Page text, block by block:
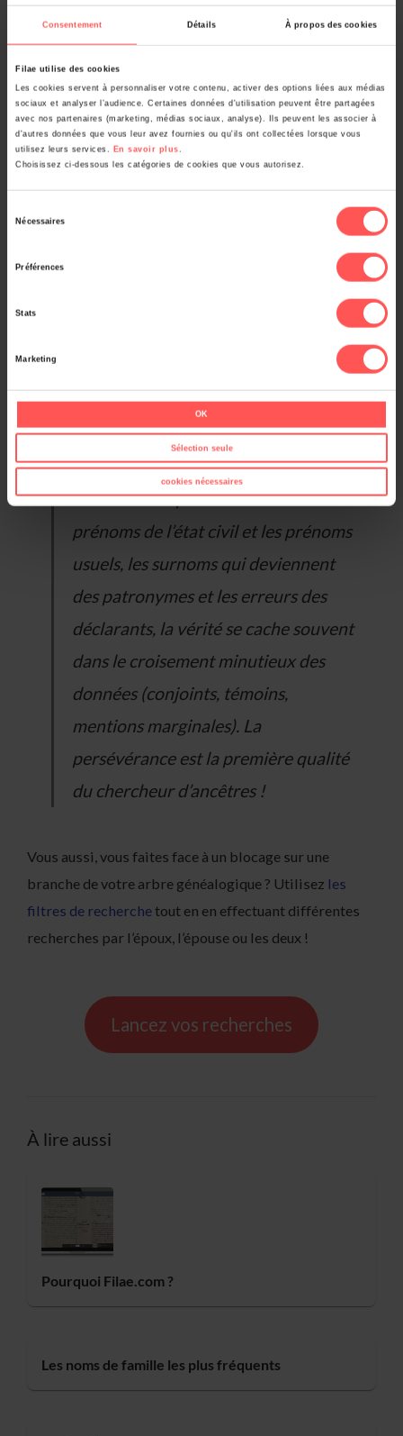
Consentement Détails À propos des cookies
Filae utilise des cookies
Les cookies servent à personnaliser votre contenu, activer des options liées aux médias
sociaux et analyser l’audience. Certaines données d'utilisation peuvent être partagées
avec nos partenaires (marketing, médias sociaux, analyse). Ils peuvent les associer à
d'autres données que vous leur avez fournies ou qu'ils ont collectées lorsque vous
utilisez leurs services.
En savoir plus .
Choisissez ci-dessous les catégories de cookies que vous autorisez.
Nécessaires
Préférences
Stats
Marketing
OK
Sélection seule
cookies nécessaires
L’ultime fausse piste de l’état
civil
Pour clore cette saga familiale, l’acte de décès de
Pierre (le père), survenu en 1880, apporte une dernière
contradiction. Il y est mentionné comme époux de
Marie Lagarde, natif de Caux-de-Clérans et…enfant
trouvé
Cette dernière information est pourtant erronée,
puisque son acte de mariage identifiait bien sa mère
(Marie Foulquier). Son acte de naissance en 1811
Le conseil du généalogiste :Cette
enquête d’état civil démontre qu’il ne
faut jamais s’avouer vaincu face à un
chaînon manquant. Entre les
prénoms de l’état civil et les prénoms
usuels, les surnoms qui deviennent
des patronymes et les erreurs des
déclarants, la vérité se cache souvent
dans le croisement minutieux des
données (conjoints, témoins,
mentions marginales). La
persévérance est la première qualité
du chercheur d’ancêtres !
Vous aussi, vous faites face à un blocage sur une
branche de votre arbre généalogique ? Utilisez les
filtres de recherchetout en en effectuant différentes
recherches par l’époux, l’épouse ou les deux !
Lancez vos recherches
À lire aussi
Pourquoi Filae.com ?
Les noms de famille les plus fréquents